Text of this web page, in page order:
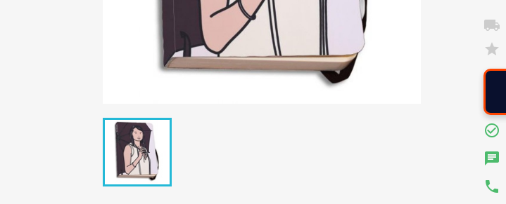
local_shipping
grade
check_circle_outline
chat
phone